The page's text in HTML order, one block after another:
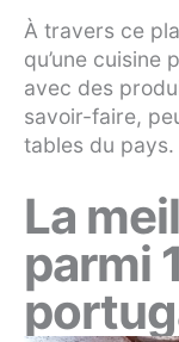
À travers ce
qu’une cuisine
avec des
savoir-faire,
tables du pays.
La
parmi